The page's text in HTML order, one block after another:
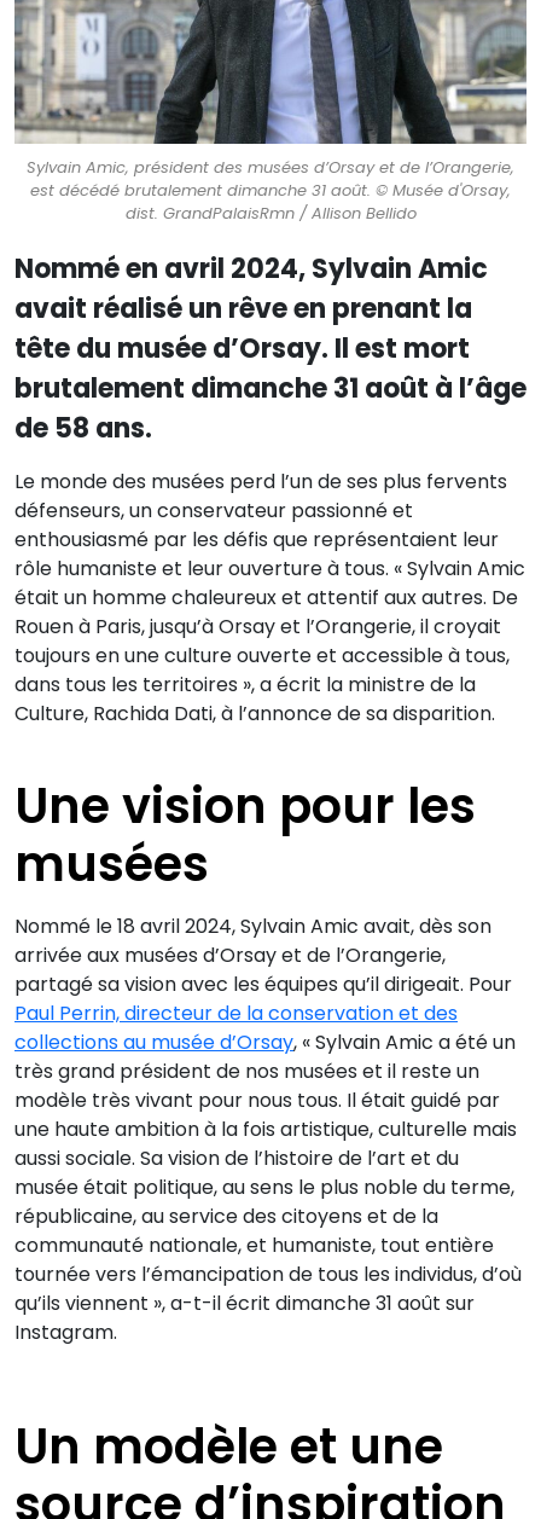
Sylvain Amic, président des musées d’Orsay et de l’Orangerie,
est décédé brutalement dimanche 31 août. © Musée d'Orsay,
dist. GrandPalaisRmn / Allison Bellido
Nommé en avril 2024, Sylvain Amic
avait réalisé un rêve en prenant la
tête du musée d’Orsay. Il est mort
brutalement dimanche 31 août à l’âge
de 58 ans.
Le monde des musées perd l’un de ses plus fervents
défenseurs, un conservateur passionné et
enthousiasmé par les défis que représentaient leur
rôle humaniste et leur ouverture à tous. « Sylvain Amic
était un homme chaleureux et attentif aux autres. De
Rouen à Paris, jusqu’à Orsay et l’Orangerie, il croyait
toujours en une culture ouverte et accessible à tous,
dans tous les territoires », a écrit la ministre de la
Culture, Rachida Dati, à l’annonce de sa disparition.
Une vision pour les
musées
Nommé le 18 avril 2024, Sylvain Amic avait, dès son
arrivée aux musées d’Orsay et de l’Orangerie,
partagé sa vision avec les équipes qu’il dirigeait. Pour
Paul Perrin, directeur de la conservation et des
collections au musée d’Orsay, « Sylvain Amic a été un
très grand président de nos musées et il reste un
modèle très vivant pour nous tous. Il était guidé par
une haute ambition à la fois artistique, culturelle mais
aussi sociale. Sa vision de l’histoire de l’art et du
musée était politique, au sens le plus noble du terme,
républicaine, au service des citoyens et de la
communauté nationale, et humaniste, tout entière
tournée vers l’émancipation de tous les individus, d’où
qu’ils viennent », a-t-il écrit dimanche 31 août sur
Instagram.
Un modèle et une
source d’inspiration